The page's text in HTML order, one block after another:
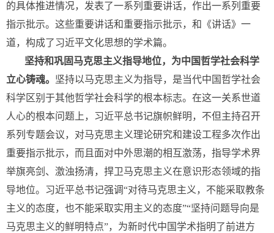
的具体推进情况，发表了一系列重要讲话，作出一系列重要
指示批示。这些重要讲话和重要指示批示，和《讲话》一
道，构成了习近平文化思想的学术篇。
坚持和巩固马克思主义指导地位，为中国哲学社会科学
立心铸魂。 坚持以马克思主义为指导，是当代中国哲学社会
科学区别于其他哲学社会科学的根本标志。在这一关系世道
人心的根本问题上，习近平总书记旗帜鲜明，不但主持召开
系列专题会议，对马克思主义理论研究和建设工程多次作出
重要指示批示，而且面对中外思潮的相互激荡，指导学术界
举旗亮剑、激浊扬清，捍卫马克思主义在意识形态领域的指
导地位。习近平总书记强调“对待马克思主义，不能采取教条
主义的态度，也不能采取实用主义的态度”“坚持问题导向是
马克思主义的鲜明特点”，为新时代中国学术指明了前进方